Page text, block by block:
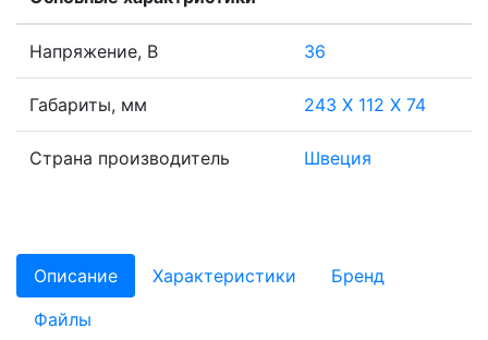
Напряжение, В 36
Габариты, мм 243 X 112 X 74
Страна производитель Швеция
Описание Характеристики
Бренд
Файлы